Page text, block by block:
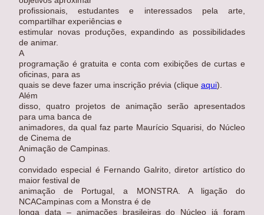
profissionais, estudantes e interessados pela arte,
compartilhar experiências e
estimular novas produções, expandindo as possibilidades
de animar.
A
programação é gratuita e conta com exibições de curtas e
oficinas, para as
quais se deve fazer uma inscrição prévia (clique aqui).
Além
disso, quatro projetos de animação serão apresentados
para uma banca de
animadores, da qual faz parte Maurício Squarisi, do Núcleo
de Cinema de
Animação de Campinas.
O
convidado especial é Fernando Galrito, diretor artístico do
maior festival de
animação de Portugal, a MONSTRA. A ligação do
NCACampinas com a Monstra é de
longa data – animações brasileiras do Núcleo já foram